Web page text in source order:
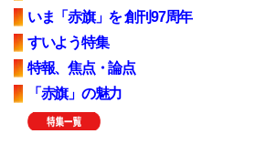
いま「赤旗」を 創刊97周年
すいよう特集
特報、焦点・論点
「赤旗」の魅力